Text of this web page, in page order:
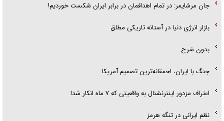
جان مرشایمر: در تمام اهدافمان در برابر ایران شکست خوردیم!
بازار انرژی دنیا در آستانه تاریکی مطلق
بدون شرح
جنگ با ایران، احمقانه‌ترین تصمیم آمریکا
اعتراف مزدور اینترنشنال به واقعیتی که ۷ ماه انکار شد!
نظم ایرانی در تنگه هرمز